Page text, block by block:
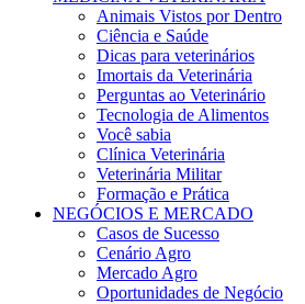
Animais Vistos por Dentro
Ciência e Saúde
Dicas para veterinários
Imortais da Veterinária
Perguntas ao Veterinário
Tecnologia de Alimentos
Você sabia
Clínica Veterinária
Veterinária Militar
Formação e Prática
NEGÓCIOS E MERCADO
Casos de Sucesso
Cenário Agro
Mercado Agro
Oportunidades de Negócio